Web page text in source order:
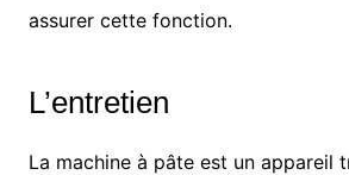
assurer cette fonction.
L’entretien
La machine à pâte est un appareil